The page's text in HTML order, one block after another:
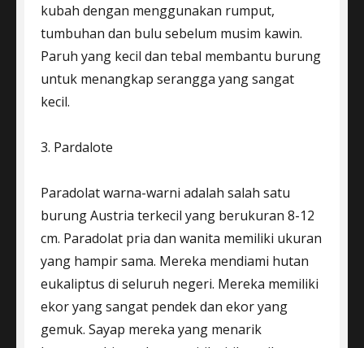
kubah dengan menggunakan rumput,
tumbuhan dan bulu sebelum musim kawin.
Paruh yang kecil dan tebal membantu burung
untuk menangkap serangga yang sangat
kecil.
3. Pardalote
Paradolat warna-warni adalah salah satu
burung Austria terkecil yang berukuran 8-12
cm. Paradolat pria dan wanita memiliki ukuran
yang hampir sama. Mereka mendiami hutan
eukaliptus di seluruh negeri. Mereka memiliki
ekor yang sangat pendek dan ekor yang
gemuk. Sayap mereka yang menarik